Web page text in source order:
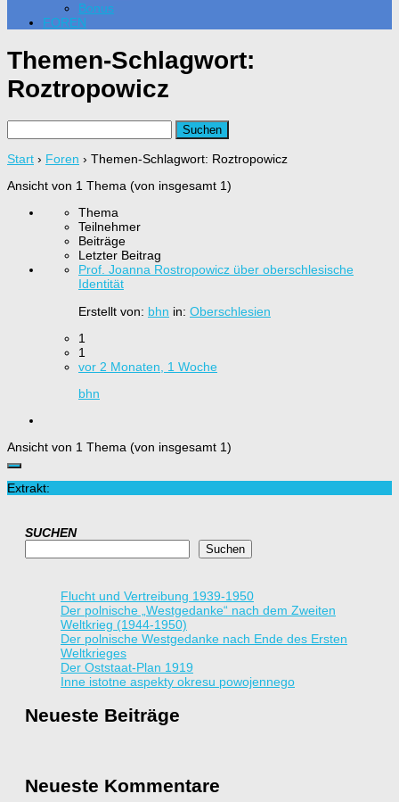
Bonus
FOREN
Themen-Schlagwort:
Roztropowicz
nach:
Start › Foren › Themen-Schlagwort: Roztropowicz
Ansicht von 1 Thema (von insgesamt 1)
Thema
Teilnehmer
Beiträge
Letzter Beitrag
Prof. Joanna Rostropowicz über oberschlesische
Identität
Erstellt von: bhn in: Oberschlesien
1
1
vor 2 Monaten, 1 Woche
bhn
Ansicht von 1 Thema (von insgesamt 1)
Extrakt:
SUCHEN
Suchen
Flucht und Vertreibung 1939-1950
Der polnische „Westgedanke“ nach dem Zweiten
Weltkrieg (1944-1950)
Der polnische Westgedanke nach Ende des Ersten
Weltkrieges
Der Oststaat-Plan 1919
Inne istotne aspekty okresu powojennego
Neueste Beiträge
Neueste Kommentare